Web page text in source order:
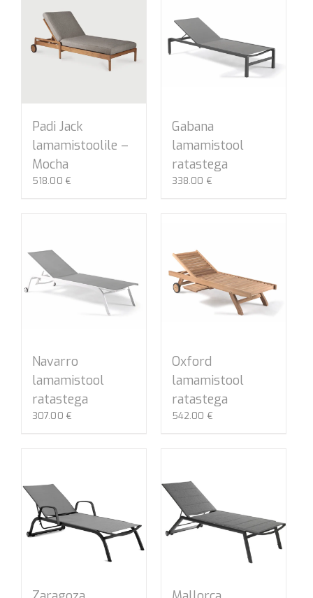
Padi Jack
lamamistoolile –
Mocha
518.00 €
Gabana
lamamistool
ratastega
338.00 €
Navarro
lamamistool
ratastega
307.00 €
Oxford
lamamistool
ratastega
542.00 €